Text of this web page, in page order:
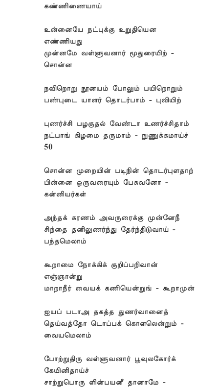
கண்ணிணையாய்
உன்னையே நட்புக்கு உறுதியென
எண்ணியது
முன்னமே வள்ளுவனார் மூதுரையிற் -
சொன்ன
நவிறொறு நூனயம் போலும் பயிறொறும்
பண்புடை யாளர் தொடர்பாம் - புவியிற்
புணர்ச்சி பழகுதல் வேண்டா உணர்ச்சிதாம்
நட்பாங் கிழமை தருமாம் - நுணுக்கமாய்ச்
50
சொன்ன முறையின் படிநின் தொடர்புளதாற்
பின்னை ஒருவரையும் பேசுவனோ -
கன்னியர்கள்
அந்தக் கரணம் அவருரைக்கு முன்னேநீ
சிந்தை தனிலுணர்ந்து தேர்ந்திடுவாய் -
பந்தமெலாம்
கூறாமை நோக்கிக் குறிப்பறிவான்
எஞ்ஞான்று
மாறாநீர் வையக் கணியென்றுங் - கூறாமுன்
ஐயப் படாஅ தகத்த துணர்வானைத்
தெய்வத்தோ டொப்பக் கொளலென்றும் -
வையமெலாம்
போற்றுதிரு வள்ளுவனார் பூவுலகோர்க்
கேயினிதாய்ச்
சாற்றுபொரு ளின்பயனீ தானாமே -